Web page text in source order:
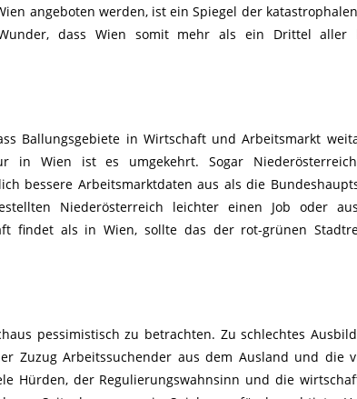
angeboten werden, ist ein Spiegel der
dass Wien somit mehr als ein Drittel aller
Ballungsgebiete in Wirtschaft und Arbeitsmarkt
in Wien ist es umgekehrt. Sogar
bessere Arbeitsmarktdaten aus als die
Niederösterreich leichter einen Job oder
findet als in Wien, sollte das der rot-grünen
pessimistisch zu betrachten. Zu schlechtes
Zuzug Arbeitssuchender aus dem Ausland und die
Hürden, der Regulierungswahnsinn und die